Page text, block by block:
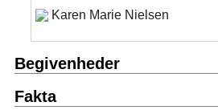
Karen Marie Nielsen
Begivenheder
Fakta